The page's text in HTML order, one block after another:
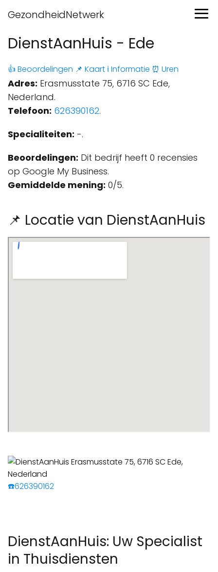
GezondheidNetwerk
DienstAanHuis - Ede
👍 Beoordelingen 📌 Kaart ℹ️ Informatie ⏰ Uren
Adres: Erasmusstate 75, 6716 SC Ede,
Nederland.
Telefoon: 626390162.
Specialiteiten: -.
Beoordelingen: Dit bedrijf heeft 0 recensies
op Google My Business.
Gemiddelde mening: 0/5.
📌 Locatie van DienstAanHuis
☎️626390162
DienstAanHuis: Uw Specialist
in Thuisdiensten